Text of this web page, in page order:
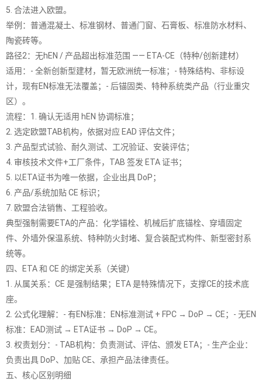
5. 合法进入欧盟。
举例：普通混凝土、标准钢材、普通门窗、石膏板、标准防水材料、
陶瓷砖等。
路径2：无hEN / 产品超出标准范围 —— ETA-CE（特种/创新建材）
适用：- 全新创新型建材，暂无欧洲统一标准；- 特殊结构、非标设
计，现有EN标准无法覆盖；- 后锚固类、特种系统类产品（行业重灾
区）。
流程：1. 确认无适用 hEN 协调标准；
2. 选定欧盟TAB机构，依据对应 EAD 评估文件；
3. 产品型式试验、耐久测试、工况验证、安装评估；
4. 审核技术文件+工厂条件，TAB 签发 ETA 证书；
5. 以ETA证书为唯一依据，企业出具 DoP；
6. 产品/系统加贴 CE 标识；
7. 欧盟合法销售、工程验收。
典型强制需要ETA的产品：化学锚栓、机械后扩底锚栓、穿墙固定
件、外墙外保温系统、特种防火封堵、复合装配式构件、新型密封系
统等。
四、ETA 和 CE 的绑定关系（关键）
1. 从属关系：CE 是强制结果；ETA 是特殊情况下，支撑CE的技术底
座。
2. 公式化理解：- 有EN标准：EN标准测试 + FPC → DoP → CE；- 无EN
标准：EAD测试 → ETA证书 → DoP → CE。
3. 权责划分：- TAB机构：负责测试、评估、颁发 ETA；- 生产企业：
负责出具 DoP、加贴 CE、承担产品法律责任。
五、核心区别明细